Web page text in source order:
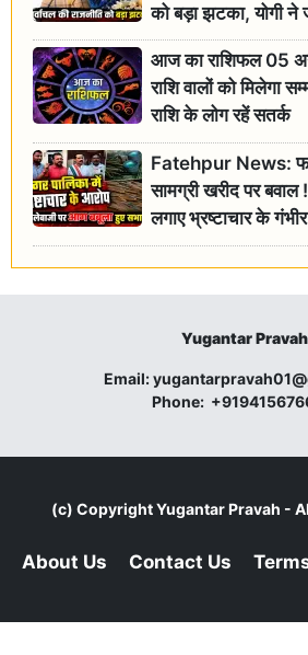
को बड़ा झटका, योगी ने
आज का राशिफल 05
राशि वालों को मिलेगा
राशि के लोग रहें सतर्क
Fatehpur News:
सामग्री खरीद पर
लगाए भ्रष्टाचार के
Yugantar Pravah
Email:
Phone:
(c) CopyrightYugantar Pravah -
About Us Contact Us